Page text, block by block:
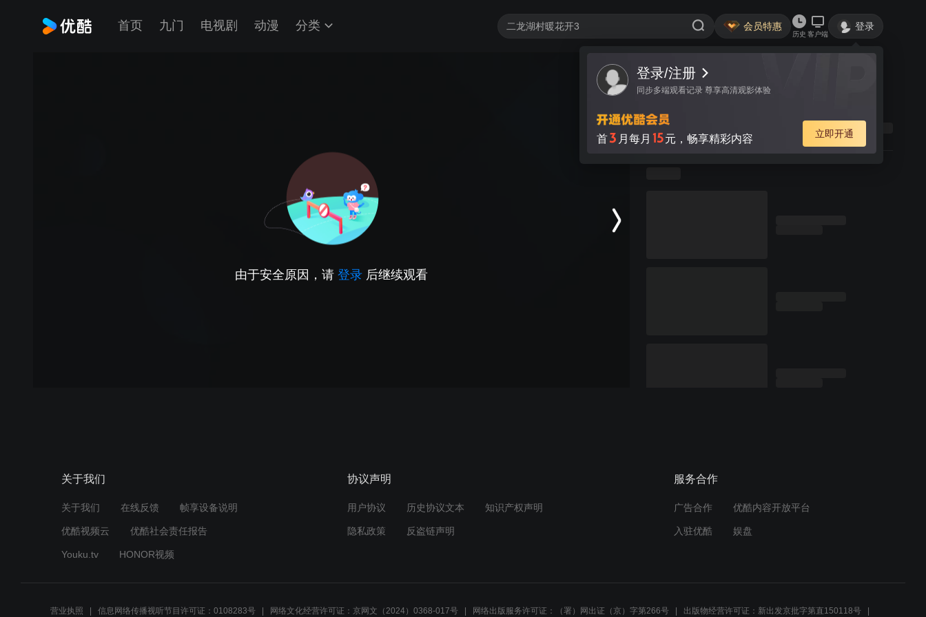
首页 九门 电视剧 动漫 分类 会员特惠
历史 客户端
登录
登录/注册
同步多端观看记录 尊享高清观影体验
首3 月每月 15元，畅享精彩内容 立即开通
由于安全原因，请 登录 后继续观看
关于我们
关于我们 在线反馈 帧享设备说明
优酷视频云 优酷社会责任报告
Youku.tv HONOR视频
协议声明
用户协议 历史协议文本 知识产权声明
隐私政策 反盗链声明
服务合作
广告合作 优酷内容开放平台
入驻优酷 娱盘
营业执照 信息网络传播视听节目许可证：0108283号 网络文化经营许可证：京网文（2024）0368-017号 网络出版服务许可证：（署）网出证（京）字第266号 出版物经营许可证：新出发京批字第直150118号